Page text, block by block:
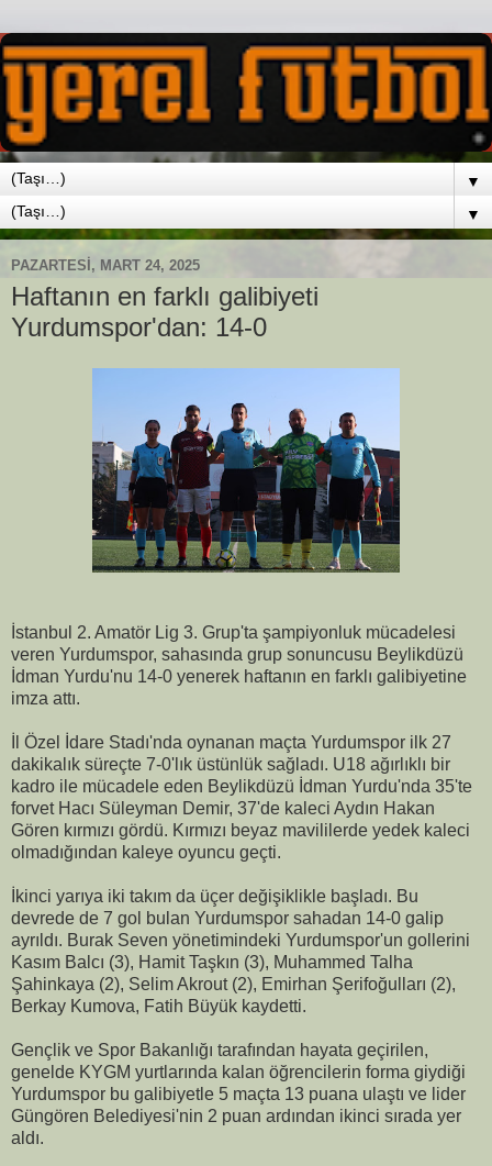
▼
▼
PAZARTESI, MART 24, 2025
Haftanın en farklı galibiyeti
Yurdumspor'dan: 14-0
İstanbul 2. Amatör Lig 3. Grup'ta şampiyonluk mücadelesi
veren Yurdumspor, sahasında grup sonuncusu Beylikdüzü
İdman Yurdu'nu 14-0 yenerek haftanın en farklı galibiyetine
imza attı.
İl Özel İdare Stadı'nda oynanan maçta Yurdumspor ilk 27
dakikalık süreçte 7-0'lık üstünlük sağladı. U18 ağırlıklı bir
kadro ile mücadele eden Beylikdüzü İdman Yurdu'nda 35'te
forvet Hacı Süleyman Demir, 37'de kaleci Aydın Hakan
Gören kırmızı gördü. Kırmızı beyaz mavililerde yedek kaleci
olmadığından kaleye oyuncu geçti.
İkinci yarıya iki takım da üçer değişiklikle başladı. Bu
devrede de 7 gol bulan Yurdumspor sahadan 14-0 galip
ayrıldı. Burak Seven yönetimindeki Yurdumspor'un gollerini
Kasım Balcı (3), Hamit Taşkın (3), Muhammed Talha
Şahinkaya (2), Selim Akrout (2), Emirhan Şerifoğulları (2),
Berkay Kumova, Fatih Büyük kaydetti.
Gençlik ve Spor Bakanlığı tarafından hayata geçirilen,
genelde KYGM yurtlarında kalan öğrencilerin forma giydiği
Yurdumspor bu galibiyetle 5 maçta 13 puana ulaştı ve lider
Güngören Belediyesi'nin 2 puan ardından ikinci sırada yer
aldı.